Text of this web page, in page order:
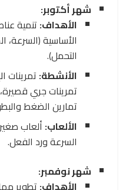
شهر أكتوبر:
الأهداف: تنمية
الأساسية (السرعة،
التحمل).
الأنشطة:تمرينات
تمرينات جري
تمارين الضغط
الألعاب:ألعاب
السرعة ورد الفعل.
شهر نوفمبر: